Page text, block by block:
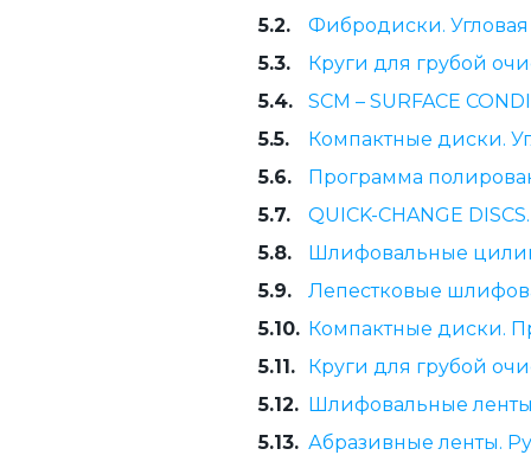
5.2.
Фибродиски.
5.3.
Круги для грубой
5.4.
SCM – SURFACE
5.5.
Компактные диски.
5.6.
Программа
5.7.
QUICK-CHANGE
5.8.
Шлифовальные
5.9.
Лепестковые
5.10. Компактные диски.
5.11.
Круги для грубой
5.12. Шлифовальные
5.13. Абразивные ленты.